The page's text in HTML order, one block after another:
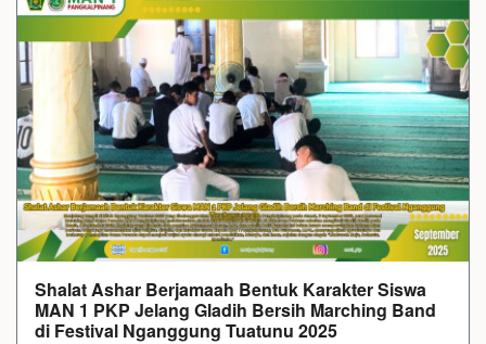
Shalat Ashar Berjamaah Bentuk Karakter Siswa
MAN 1 PKP Jelang Gladih Bersih Marching Band
di Festival Nganggung Tuatunu 2025